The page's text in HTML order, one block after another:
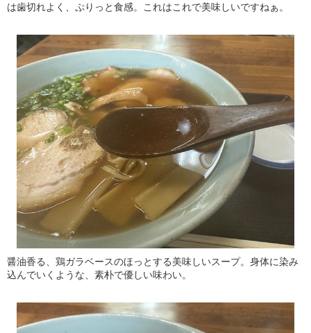
は歯切れよく、ぷりっと食感。これはこれで美味しいですねぁ。
醤油香る、鶏ガラベースのほっとする美味しいスープ。身体に染み
込んでいくような、素朴で優しい味わい。